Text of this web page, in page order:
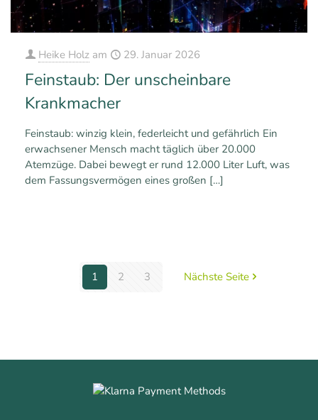
Heike Holz am 29. Januar 2026
Feinstaub: Der unscheinbare
Krankmacher
Feinstaub: winzig klein, federleicht und gefährlich Ein
erwachsener Mensch macht täglich über 20.000
Atemzüge. Dabei bewegt er rund 12.000 Liter Luft, was
dem Fassungsvermögen eines großen […]
1 2 3 Nächste Seite